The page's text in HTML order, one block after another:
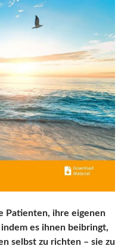
Patienten, ihre eigenen
es ihnen beibringt,
selbst zu richten – sie zu